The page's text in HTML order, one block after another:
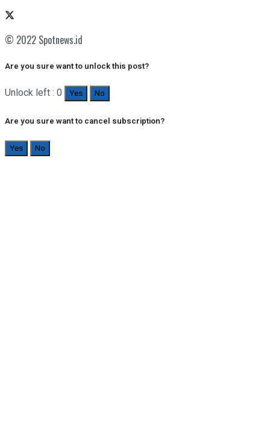
© 2022 Spotnews.id
Are you sure want to unlock this post?
Unlock left : 0 Yes No
Are you sure want to cancel subscription?
Yes No